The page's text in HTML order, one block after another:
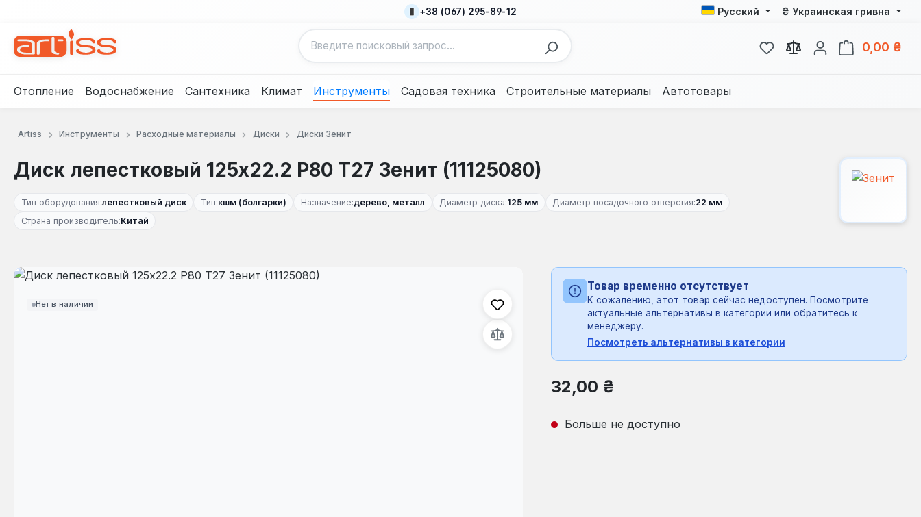
+38 (067) 295-89-12 Русский ₴ Украинская гривна
У вас есть товары из
0,00 ₴
Отопление Водоснабжение Сантехника Климат Инструменты Садовая техника Строительные материалы Автотовары
Artiss Инструменты Расходные материалы Диски Диски Зенит
Диск лепестковый 125x22.2 Р80 Т27 Зенит (11125080)
Тип оборудования:лепестковый диск Тип:кшм (болгарки) Назначение:дерево, металл Диаметр диска:125 мм Диаметр посадочного отверстия:22 мм
Страна производитель:Китай
Нет в наличии
Пропустить галерею изображений
Товар временно отсутствует
К сожалению, этот товар сейчас недоступен. Посмотрите
актуальные альтернативы в категории или обратитесь к
менеджеру.
Посмотреть альтернативы в категории
Обычная цена:
32,00 ₴
Больше не доступно